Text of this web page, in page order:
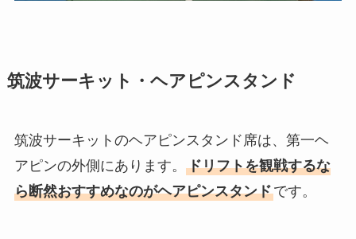
筑波サーキット・ヘアピンスタンド
筑波サーキットのヘアピンスタンド席は、第一ヘ
アピンの外側にあります。 ドリフトを観戦するな
ら断然おすすめなのがヘアピンスタンドです。